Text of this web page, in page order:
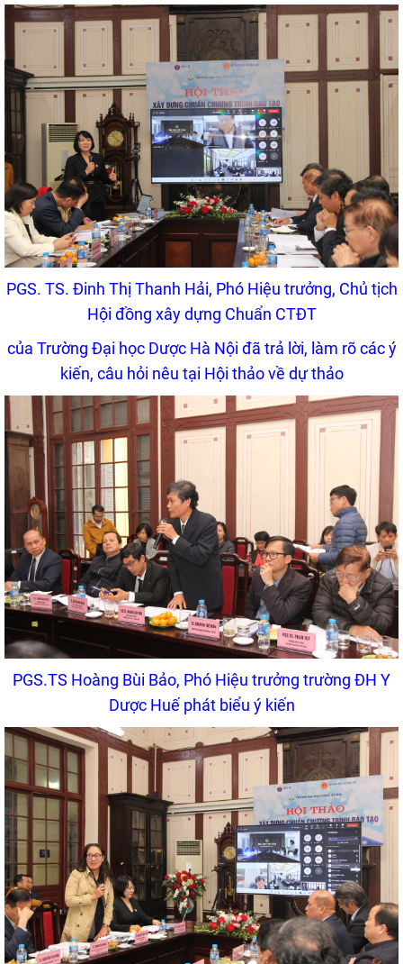
PGS. TS. Đinh Thị Thanh Hải, Phó Hiệu trưởng, Chủ tịch
Hội đồng xây dựng Chuẩn CTĐT
của Trường Đại học Dược Hà Nội đã trả lời, làm rõ các ý
kiến, câu hỏi nêu tại Hội thảo về dự thảo
PGS.TS Hoàng Bùi Bảo, Phó Hiệu trưởng trường ĐH Y
Dược Huế phát biểu ý kiến